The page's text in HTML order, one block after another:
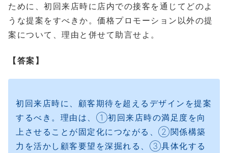
ために、初回来店時に店内での接客を通じてどのよ
うな提案をすべきか。価格プロモーション以外の提
案について、理由と併せて助言せよ。
【答案】
初回来店時に、顧客期待を超えるデザインを提案
するべき。理由は、①初回来店時の満足度を向
上させることが固定化につながる、②関係構築
力を活かし顧客要望を深掘れる、③具体化する